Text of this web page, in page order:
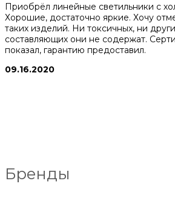
Приобрёл линейные светильники с
Хорошие, достаточно яркие. Хочу
таких изделий. Ни токсичных, ни
составляющих они не содержат.
показал, гарантию предоставил.
09.16.2020
Бренды